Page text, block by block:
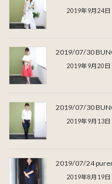
2019年9月24日
2019/07/30
2019年9月20日
2019/07/30
2019年9月13日
2019/07/24
2019年8月19日